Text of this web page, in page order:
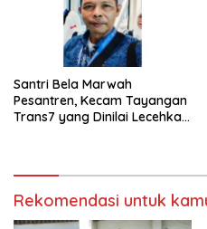
Santri Bela Marwah
Pesantren, Kecam Tayangan
Trans7 yang Dinilai Lecehkan
Rekomendasi untuk